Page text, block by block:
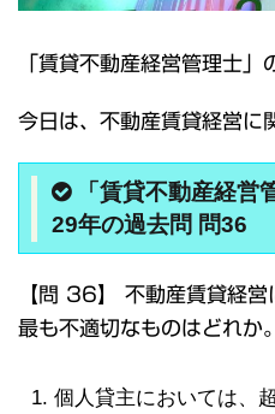
「賃貸不動産経営管理士」
今日は、不動産賃貸経営に
「賃貸不動産経
29年の過去問 問36
【問 36】 不動産賃貸経営
最も不適切なものはどれか。
個人貸主においては、